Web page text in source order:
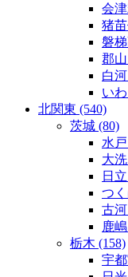
会
猪
磐
郡
白河
い
北関東 (540)
茨城 (80)
水
大
日
つ
古
鹿
栃木 (158)
宇